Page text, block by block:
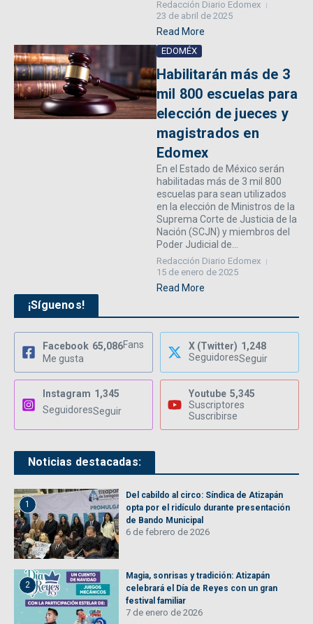
Redacción Diario Edomex
23 de abril de 2025
Read More
EDOMÉX
Habilitarán más de 3
mil 800 escuelas para
elección de jueces y
magistrados en
Edomex
En el Estado de México serán
habilitadas más de 3 mil 800
escuelas para sean utilizados
en la elección de Ministros de la
Suprema Corte de Justicia de la
Nación (SCJN) y miembros del
Poder Judicial de...
Redacción Diario Edomex
15 de enero de 2025
Read More
¡Síguenos!
Facebook 65,086Fans
Me gusta
X (Twitter) 1,248
SeguidoresSeguir
Instagram 1,345
SeguidoresSeguir
Youtube 5,345
Suscriptores
Suscribirse
Noticias destacadas:
1
Del cabildo al circo: Síndica de Atizapán
opta por el ridículo durante presentación
de Bando Municipal
6 de febrero de 2026
2
Magia, sonrisas y tradición: Atizapán
celebrará el Día de Reyes con un gran
festival familiar
7 de enero de 2026